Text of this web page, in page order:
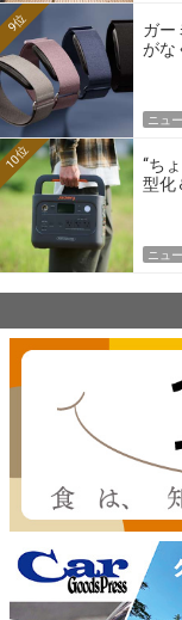
ガー
がな
9位
ニュ
“ち
型化
10位
ニュ